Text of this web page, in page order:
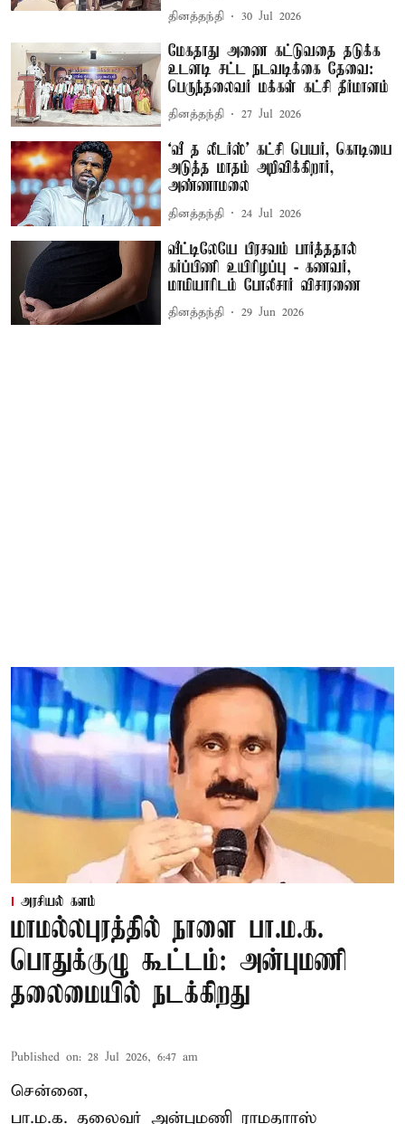
தினத்தந்தி 30 Jul 2026
மேகதாது அணை கட்டுவதை தடுக்க
உடனடி சட்ட நடவடிக்கை தேவை:
பெருந்தலைவர் மக்கள் கட்சி தீர்மானம்
தினத்தந்தி 27 Jul 2026
‘வீ த லீடர்ஸ்' கட்சி பெயர், கொடியை
அடுத்த மாதம் அறிவிக்கிறார்,
அண்ணாமலை
தினத்தந்தி 24 Jul 2026
வீட்டிலேயே பிரசவம் பார்த்ததால்
கர்ப்பிணி உயிரிழப்பு - கணவர்,
மாமியாரிடம் போலீசார் விசாரணை
தினத்தந்தி 29 Jun 2026
அரசியல் களம்
மாமல்லபுரத்தில் நாளை பா.ம.க.
பொதுக்குழு கூட்டம்: அன்புமணி
தலைமையில் நடக்கிறது
Published on: 28 Jul 2026, 6:47 am
சென்னை,
பா.ம.க. தலைவர் அன்புமணி ராமதாாஸ்